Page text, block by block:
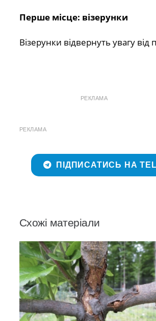
Перше місце: візерунки
Візерунки відвернуть увагу
РЕКЛАМА
РЕКЛАМА
ПІДПИСАТИСЬ НА
Схожі матеріали